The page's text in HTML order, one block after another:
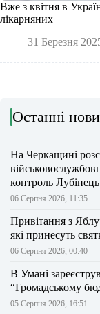
Вже з квітня в
лікарняних
31 Березня
Останні
На Черкащині
контроль Лубінець
06 Серпня 2026, 11:35
Привітання з
які принесуть
06 Серпня 2026, 00:40
В Умані
“Громадському
05 Серпня 2026, 16:51